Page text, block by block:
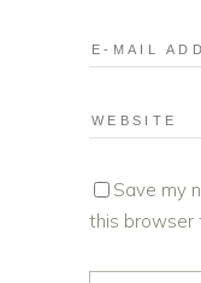
Save my
this browser